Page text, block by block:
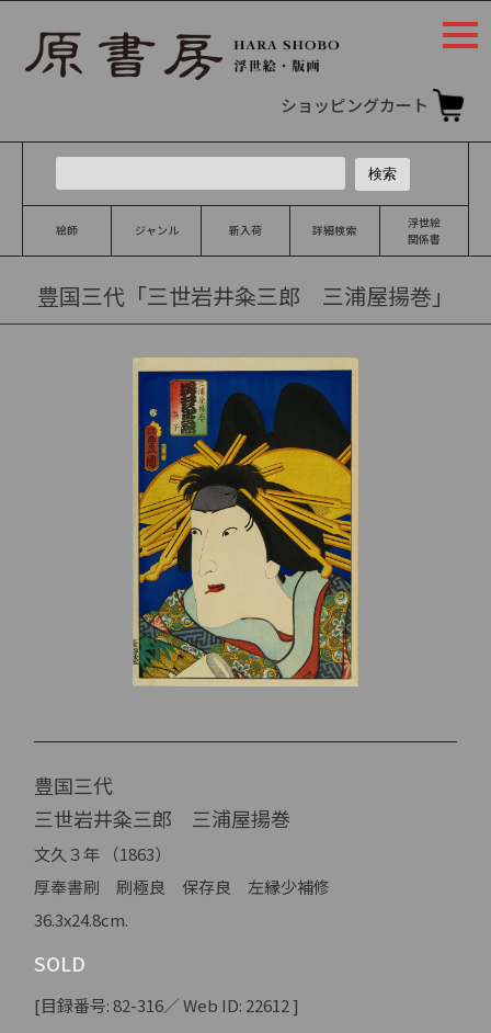
ショッピングカート
絵師 ジャンル 新入荷 詳細検索
浮世絵
関係書
豊国三代「三世岩井粂三郎 三浦屋揚巻」
豊国三代
三世岩井粂三郎 三浦屋揚巻
文久３年 （1863）
厚奉書刷 刷極良 保存良 左縁少補修
36.3x24.8cm.
SOLD
[目録番号: 82-316／ Web ID: 22612 ]